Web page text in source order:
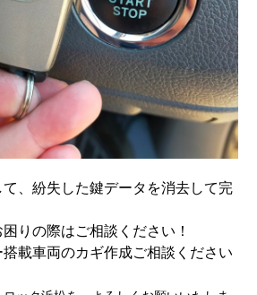
、紛失した鍵データを消去して完
りの際はご相談ください！
載車両のカギ作成ご相談ください